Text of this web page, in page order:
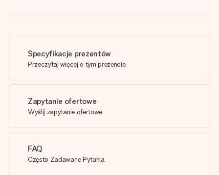
Specyfikacje prezentów
Przeczytaj więcej o tym prezencie
Zapytanie ofertowe
Wyślij zapytanie ofertowe
FAQ
Często Zadawane Pytania